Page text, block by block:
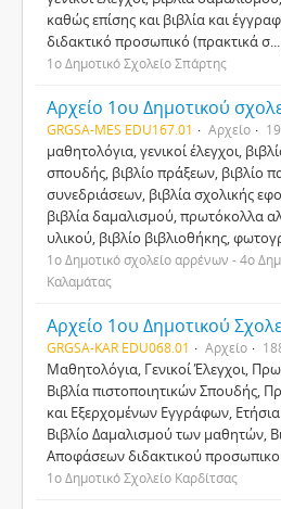
καθώς επίσης και βιβλία και
διδακτικό προσωπικό (πρακτικά σ...
1ο Δημοτικό Σχολείο Σπάρτης
GRGSA-MES EDU167.01 Αρχείο
μαθητολόγια, γενικοί έλεγχοι,
σπουδής, βιβλίο πράξεων, βιβλίο
συνεδριάσεων, βιβλία σχολικής
βιβλία δαμαλισμού, πρωτόκολλα
υλικού, βιβλίο βιβλιοθήκης,
1ο Δημοτικό σχολείο αρρένων - 4ο
Καλαμάτας
Αρχείο 1ου Δημοτικού
GRGSA-KAR EDU068.01 Αρχείο
Μαθητολόγια, Γενικοί Έλεγχοι,
Βιβλία πιστοποιητικών Σπουδής,
και Εξερχομένων Εγγράφων,
Βιβλίο Δαμαλισμού των μαθητών,
Αποφάσεων διδακτικού
1ο Δημοτικό Σχολείο Καρδίτσας